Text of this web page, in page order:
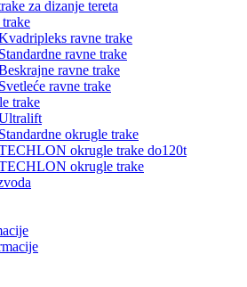
za dizanje tereta
ravne trake
Standardne ravne trake
ravne trake
Svetleće ravne trake
trake
Standardne okrugle trake
okrugle trake do120t
okrugle trake